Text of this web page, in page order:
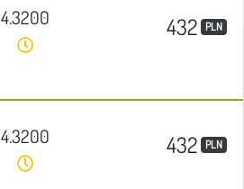
4.3200 432 PLN
4.3200 432 PLN